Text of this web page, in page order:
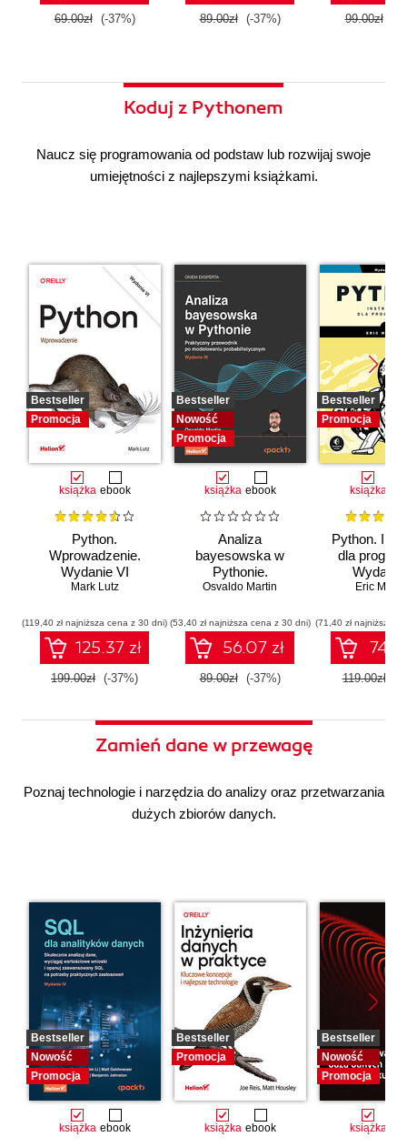
69.00zł (-37%) 89.00zł (-37%) 99.00zł
Koduj z Pythonem
Naucz się programowania od podstaw lub rozwijaj swoje
umiejętności z najlepszymi książkami.
Bestseller
Promocja
książka ebook
Python.
Wprowadzenie.
Wydanie VI
Mark Lutz
(119,40 zł najniższa cena z 30 dni)
125.37 zł
199.00zł (-37%)
Bestseller
Nowość
Promocja
książka ebook
Analiza
bayesowska w
Pythonie.
Praktyczny
modelowaniu
probabilistycznym.
Wydanie III
Osvaldo Martin
(53,40 zł najniższa cena z 30 dni)
56.07 zł
89.00zł (-37%)
Bestseller
Promocja
książka
Python.
dla
Wydanie
Eric
(71,40 zł najniższa
119.00zł
Zamień dane w przewagę
Poznaj technologie i narzędzia do analizy oraz przetwarzania
dużych zbiorów danych.
Bestseller
Nowość
Promocja
książka ebook
Bestseller
Promocja
książka ebook
Bestseller
Nowość
Promocja
książka